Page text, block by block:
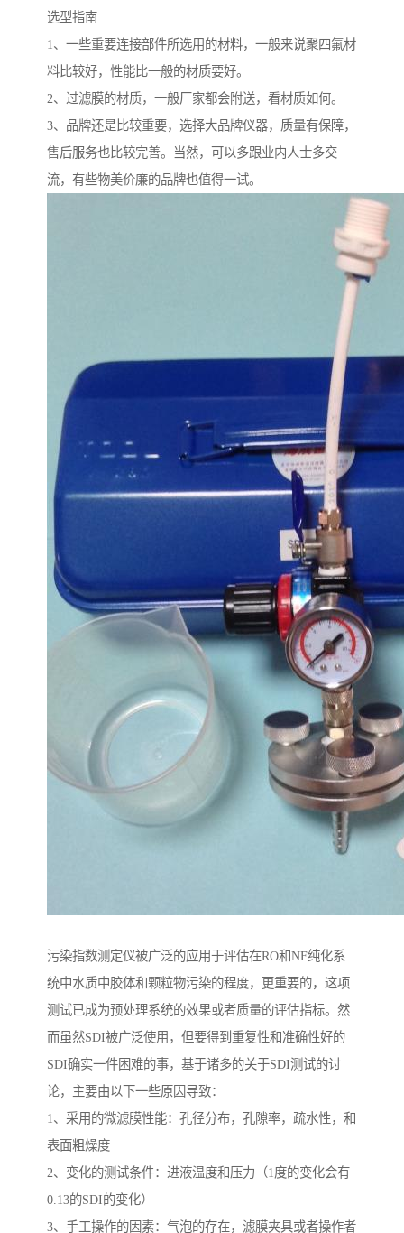
选型指南
1、一些重要连接部件所选用的材料，一般来说聚四氟材
料比较好，性能比一般的材质要好。
2、过滤膜的材质，一般厂家都会附送，看材质如何。
3、品牌还是比较重要，选择大品牌仪器，质量有保障，
售后服务也比较完善。当然，可以多跟业内人士多交
流，有些物美价廉的品牌也值得一试。
污染指数测定仪被广泛的应用于评估在RO和NF纯化系
统中水质中胶体和颗粒物污染的程度，更重要的，这项
测试已成为预处理系统的效果或者质量的评估指标。然
而虽然SDI被广泛使用，但要得到重复性和准确性好的
SDI确实一件困难的事，基于诸多的关于SDI测试的讨
论，主要由以下一些原因导致：
1、采用的微滤膜性能：孔径分布，孔隙率，疏水性，和
表面粗燥度
2、变化的测试条件：进液温度和压力（1度的变化会有
0.13的SDI的变化）
3、手工操作的因素：气泡的存在，滤膜夹具或者操作者